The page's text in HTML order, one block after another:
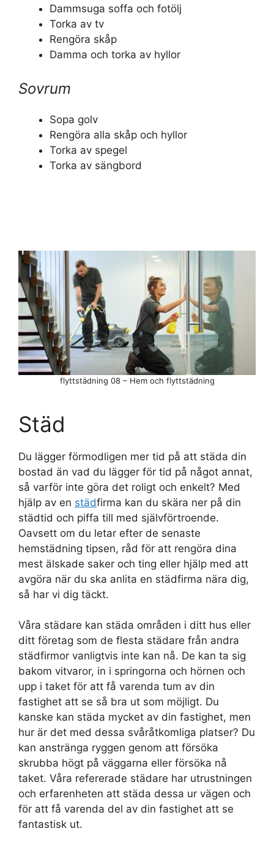
Dammsuga soffa och fotölj
Torka av tv
Rengöra skåp
Damma och torka av hyllor
Sovrum
Sopa golv
Rengöra alla skåp och hyllor
Torka av spegel
Torka av sängbord
Städ
Du lägger förmodligen mer tid på att städa din
bostad än vad du lägger för tid på något annat,
så varför inte göra det roligt och enkelt? Med
hjälp av en städfirma kan du skära ner på din
städtid och piffa till med självförtroende.
Oavsett om du letar efter de senaste
hemstädning tipsen, råd för att rengöra dina
mest älskade saker och ting eller hjälp med att
avgöra när du ska anlita en städfirma nära dig,
så har vi dig täckt.
Våra städare kan städa områden i ditt hus eller
ditt företag som de flesta städare från andra
städfirmor vanligtvis inte kan nå. De kan ta sig
bakom vitvaror, in i springorna och hörnen och
upp i taket för att få varenda tum av din
fastighet att se så bra ut som möjligt. Du
kanske kan städa mycket av din fastighet, men
hur är det med dessa svåråtkomliga platser? Du
kan anstränga ryggen genom att försöka
skrubba högt på väggarna eller försöka nå
taket. Våra refererade städare har utrustningen
och erfarenheten att städa dessa ur vägen och
för att få varenda del av din fastighet att se
fantastisk ut.
flyttstädning 08 – Hem och flyttstädning